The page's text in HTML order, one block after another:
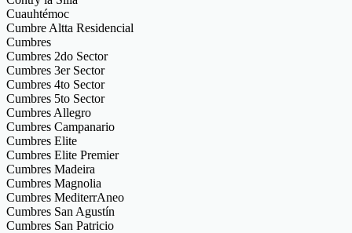
Cuauhtémoc
Cumbre Altta Residencial
Cumbres
Cumbres 2do Sector
Cumbres 3er Sector
Cumbres 4to Sector
Cumbres 5to Sector
Cumbres Allegro
Cumbres Campanario
Cumbres Elite
Cumbres Elite Premier
Cumbres Madeira
Cumbres Magnolia
Cumbres MediterrAneo
Cumbres San Agustín
Cumbres San Patricio